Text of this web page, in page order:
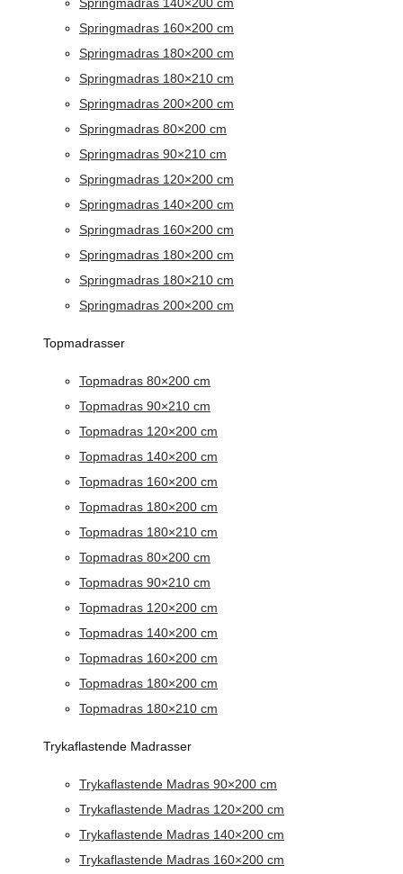
Springmadras 160×200 cm
Springmadras 180×200 cm
Springmadras 180×210 cm
Springmadras 200×200 cm
Springmadras 80×200 cm
Springmadras 90×210 cm
Springmadras 120×200 cm
Springmadras 140×200 cm
Springmadras 160×200 cm
Springmadras 180×200 cm
Springmadras 180×210 cm
Springmadras 200×200 cm
Topmadrasser
Topmadras 80×200 cm
Topmadras 90×210 cm
Topmadras 120×200 cm
Topmadras 140×200 cm
Topmadras 160×200 cm
Topmadras 180×200 cm
Topmadras 180×210 cm
Topmadras 80×200 cm
Topmadras 90×210 cm
Topmadras 120×200 cm
Topmadras 140×200 cm
Topmadras 160×200 cm
Topmadras 180×200 cm
Topmadras 180×210 cm
Trykaflastende Madrasser
Trykaflastende Madras 90×200 cm
Trykaflastende Madras 120×200 cm
Trykaflastende Madras 140×200 cm
Trykaflastende Madras 160×200 cm